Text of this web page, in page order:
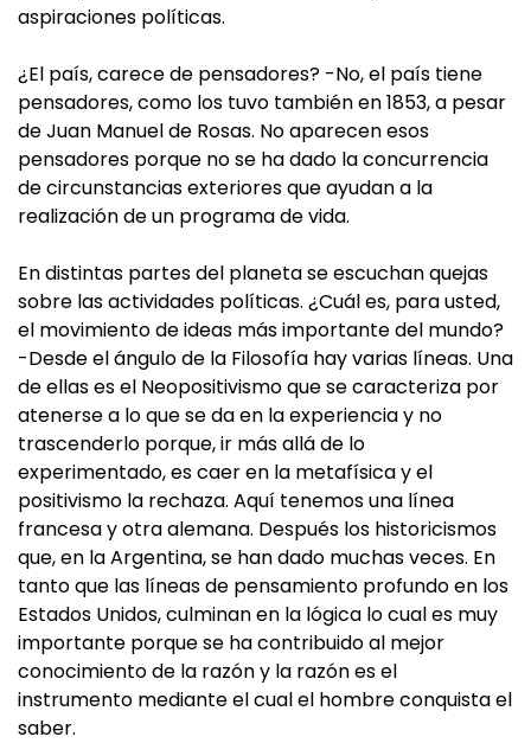
aspiraciones políticas.
¿El país, carece de pensadores? -No, el país tiene
pensadores, como los tuvo también en 1853, a pesar
de Juan Manuel de Rosas. No aparecen esos
pensadores porque no se ha dado la concurrencia
de circunstancias exteriores que ayudan a la
realización de un programa de vida.
En distintas partes del planeta se escuchan quejas
sobre las actividades políticas. ¿Cuál es, para usted,
el movimiento de ideas más importante del mundo?
-Desde el ángulo de la Filosofía hay varias líneas. Una
de ellas es el Neopositivismo que se caracteriza por
atenerse a lo que se da en la experiencia y no
trascenderlo porque, ir más allá de lo
experimentado, es caer en la metafísica y el
positivismo la rechaza. Aquí tenemos una línea
francesa y otra alemana. Después los historicismos
que, en la Argentina, se han dado muchas veces. En
tanto que las líneas de pensamiento profundo en los
Estados Unidos, culminan en la lógica lo cual es muy
importante porque se ha contribuido al mejor
conocimiento de la razón y la razón es el
instrumento mediante el cual el hombre conquista el
saber.